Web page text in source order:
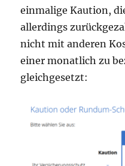
einmalige Kaution,
allerdings
nicht mit anderen
einer monatlich zu
gleichgesetzt: